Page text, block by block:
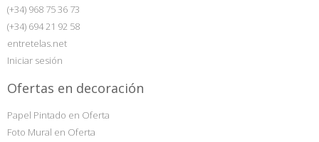
(+34) 968 75 36 73
(+34) 694 21 92 58
entretelas.net
Iniciar sesión
Ofertas en decoración
Papel Pintado en Oferta
Foto Mural en Oferta